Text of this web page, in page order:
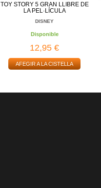
TOY STORY 5 GRAN LLIBRE DE
LA PEL·LÍCULA
DISNEY
Disponible
12,95 €
AFEGIR A LA CISTELLA